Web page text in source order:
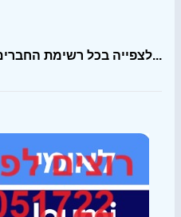
לצפייה בכל רשימת החברים שלי...